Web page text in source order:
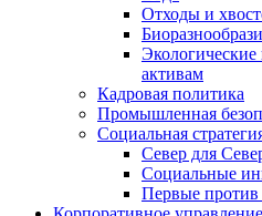
Отходы и
активам
Кадровая политика
Промышленная
Социальная
Север для
Социальные
Первые